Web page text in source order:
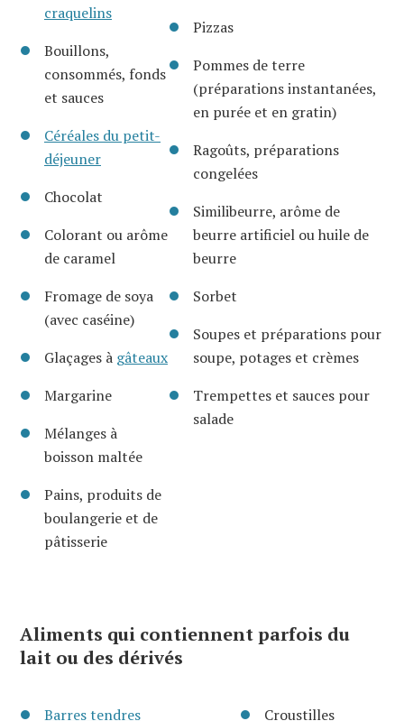
craquelins
Bouillons,
consommés, fonds
et sauces
Céréales du petit-
déjeuner
Chocolat
Colorant ou arôme
de caramel
Fromage de soya
(avec caséine)
Glaçages à gâteaux
Margarine
Mélanges à
boisson maltée
Pains, produits de
boulangerie et de
pâtisserie
Pizzas
Pommes de terre
(préparations instantanées,
en purée et en gratin)
Ragoûts, préparations
congelées
Similibeurre, arôme de
beurre artificiel ou huile de
beurre
Sorbet
Soupes et préparations pour
soupe, potages et crèmes
Trempettes et sauces pour
salade
Aliments qui contiennent parfois du
lait ou des dérivés
Barres tendres
Croustilles